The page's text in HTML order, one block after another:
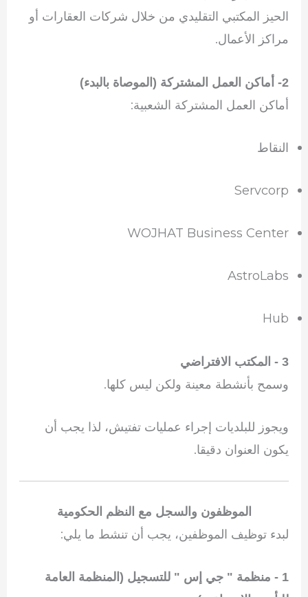
الحيز المكتبي التقليدي من خلال شركات العقارات أو
مراكز الأعمال.
2- أماكن العمل المشتركة (الموصاة بالبدء)
أماكن العمل المشتركة الشعبية:
النقاط
Servcorp
WOJHAT Business Center
AstroLabs
Hub
3 - المكتب الافتراضي
وسمح بأنشطة معينة ولكن ليس كلها.
ويجوز للبلديات إجراء عمليات تفتيش، لذا يجب أن
يكون العنوان دقيقا.
الموظفون والسجل مع النظم الحكومية
لبدء توظيف الموظفين، يجب أن تنشط ما يلي:
1 - منظمة " جي إس " للتسجيل (المنظمة العامة